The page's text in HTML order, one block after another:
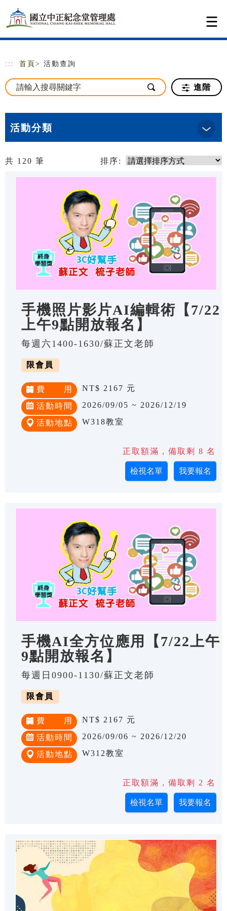
跳到主要內容
網站導覽
::: 首頁 > 活動查詢
進階
活動分類
共 120 筆 排序:
手機照片影片AI編輯術【7/22
上午9點開放報名】
每週六1400-1630/蘇正文老師
限會員
費 用 NT$ 2167 元
活動時間 2026/09/05 ~ 2026/12/19
活動地點 W318教室
正取額滿，備取剩 8 名
手機AI全方位應用【7/22上午
9點開放報名】
每週日0900-1130/蘇正文老師
限會員
費 用 NT$ 2167 元
活動時間 2026/09/06 ~ 2026/12/20
活動地點 W312教室
正取額滿，備取剩 2 名